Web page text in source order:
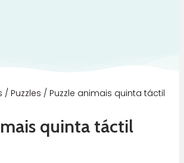
/ Puzzles / Puzzle animais quinta táctil
quinta táctil